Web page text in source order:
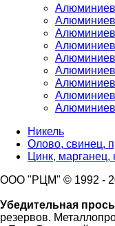
Никель
Олово, свинец,
Цинк, марганец,
ООО "РЦМ" © 1992 -
Убедительная
резервов.